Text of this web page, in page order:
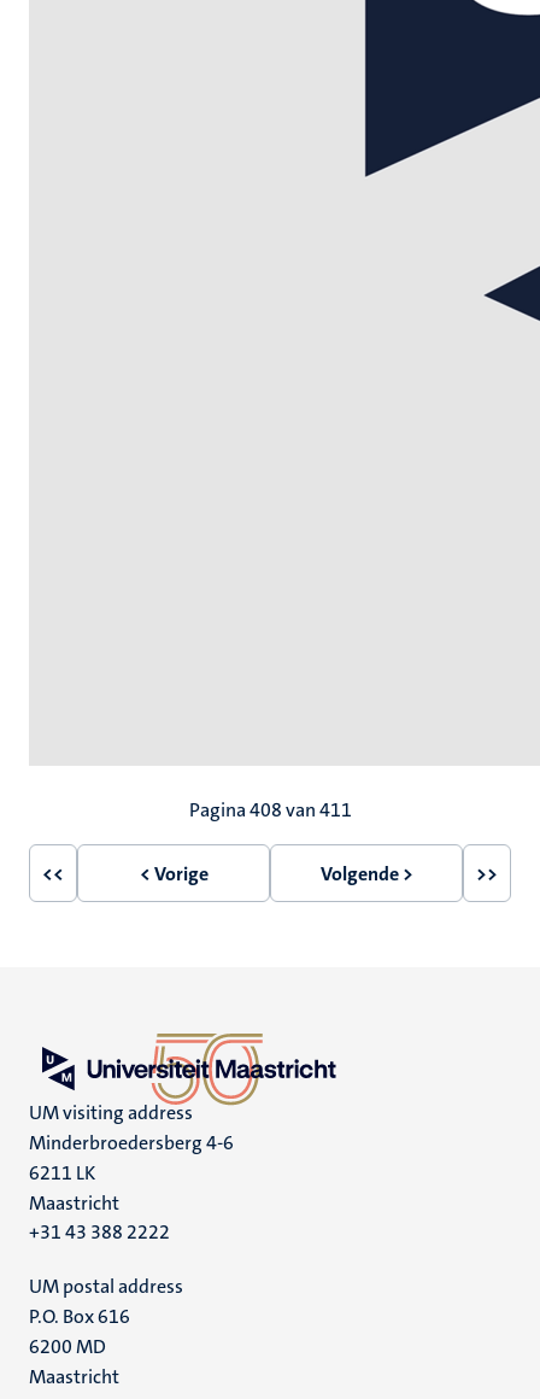
Pagina 408 van 411
Eerste
<<
Vorige
< Vorige
Volgende
Volgende > >>
UM visiting address
Minderbroedersberg 4-6
6211 LK
Maastricht
+31 43 388 2222
UM postal address
P.O. Box 616
6200 MD
Maastricht